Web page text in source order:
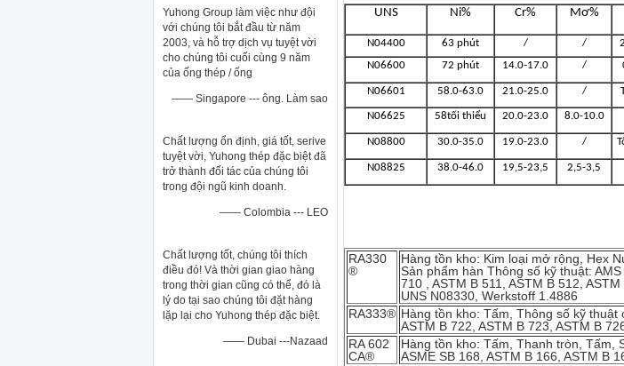
Yuhong Group làm việc như đội
với chúng tôi bắt đầu từ năm
2003, và hỗ trợ dịch vụ tuyệt vời
cho chúng tôi cuối cùng 9 năm
của ống thép / ống
—— Singapore --- ông. Làm sao
Chất lượng ổn định, giá tốt, serive
tuyệt vời, Yuhong thép đặc biệt đã
trở thành đối tác của chúng tôi
trong đội ngũ kinh doanh.
—— Colombia --- LEO
Chất lượng tốt, chúng tôi thích
điều đó! Và thời gian giao hàng
trong thời gian cũng có thể, đó là
lý do tại sao chúng tôi đặt hàng
lặp lại cho Yuhong thép đặc biệt.
—— Dubai ---Nazaad
UNS Ni% Cr% Mơ%
N04400 63 phút / /
N06600
72 phút 14.0-17.0 /
N06601 58.0-63.0 21.0-25.0 /
N06625 58tối thiểu 20.0-23.0 8.0-10.0
N08800 30.0-35.0 19.0-23.0 /
N08825 38.0-46.0 19,5-23,5 2,5-3,5
RA330
®
Hàng tồn kho: Kim loại mở rộng, Hex
Sản phẩm hàn Thông số kỹ thuật:
710 , ASTM B 511, ASTM B 512,
UNS N08330, Werkstoff 1.4886
RA333® Hàng tồn kho: Tấm, Thông số kỹ thuật
ASTM B 722, ASTM B 723, ASTM B
RA 602
CA®
Hàng tồn kho: Tấm, Thanh tròn, Tấm,
ASME SB 168, ASTM B 166, ASTM B